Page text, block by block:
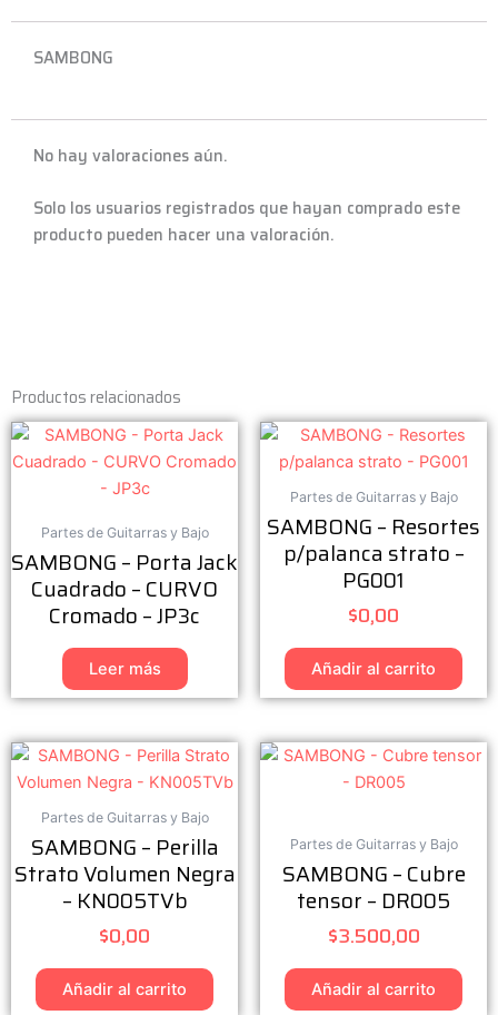
SAMBONG
No hay valoraciones aún.
Solo los usuarios registrados que hayan comprado este
producto pueden hacer una valoración.
Productos relacionados
Partes de Guitarras y Bajo
SAMBONG – Porta Jack
Cuadrado – CURVO
Cromado – JP3c
Leer más
Partes de Guitarras y Bajo
SAMBONG – Resortes
p/palanca strato –
PG001
$0,00
Añadir al carrito
Partes de Guitarras y Bajo
SAMBONG – Perilla
Strato Volumen Negra
– KN005TVb
$0,00
Añadir al carrito
Partes de Guitarras y Bajo
SAMBONG – Cubre
tensor – DR005
$3.500,00
Añadir al carrito